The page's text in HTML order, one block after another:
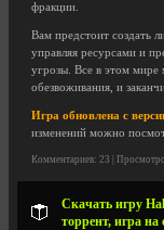
фракции.
Вам предстоит создать
управляя ресурсами и
угрозы. Все в этом мире
обезвоживания, и
Игра обновлена с
изменений можно
Комментариев: 23 |
Скачать игру
торрент, игра на